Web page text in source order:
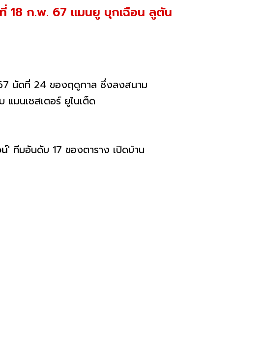
18 ก.พ. 67 แมนยู บุกเฉือน ลูตัน
นัดที่ 24 ของฤดูกาล ซึ่งลงสนาม
มนเชสเตอร์ ยูไนเต็ด
' ทีมอันดับ 17 ของตาราง เปิดบ้าน